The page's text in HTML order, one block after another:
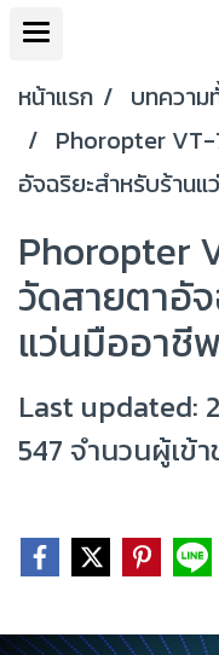
หน้าแรก บทความ
Phoropter
อัจฉริยะสำหรับร้าน
Phoropter
วัดสายตาอั
แว่นมืออาชีพ
Last updated:
547 จำนวนผู้เข้